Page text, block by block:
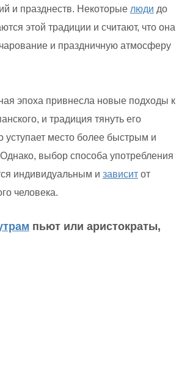
и празднеств. Некоторые люди до
этой традиции и считают, что она
и праздничную атмосферу
эпоха привнесла новые подходы к
и традиция тянуть его
уступает место более быстрым и
выбор способа употребления
индивидуальным и зависит от
человека.
пьют или аристократы,